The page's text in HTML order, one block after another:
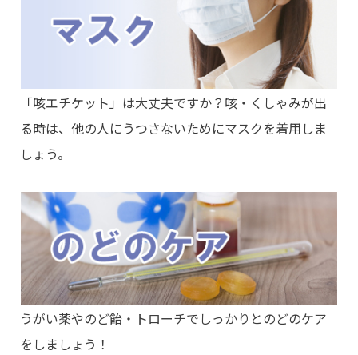
「咳エチケット」は大丈夫ですか？咳・くしゃみが出
る時は、他の人にうつさないためにマスクを着用しま
しょう。
うがい薬やのど飴・トローチでしっかりとのどのケア
をしましょう！